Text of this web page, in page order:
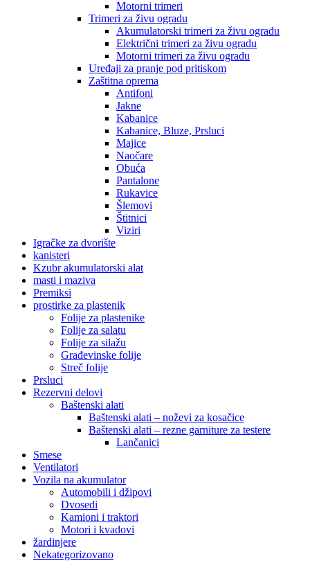
Motorni trimeri
Trimeri za živu ogradu
Akumulatorski trimeri za živu ogradu
Električni trimeri za živu ogradu
Motorni trimeri za živu ogradu
Uređaji za pranje pod pritiskom
Zaštitna oprema
Antifoni
Jakne
Kabanice
Kabanice, Bluze, Prsluci
Majice
Naočare
Obuća
Pantalone
Rukavice
Šlemovi
Štitnici
Viziri
Igračke za dvorište
kanisteri
Kzubr akumulatorski alat
masti i maziva
Premiksi
prostirke za plastenik
Folije za plastenike
Folije za salatu
Folije za silažu
Građevinske folije
Streč folije
Prsluci
Rezervni delovi
Baštenski alati
Baštenski alati – noževi za kosačice
Baštenski alati – rezne garniture za testere
Lančanici
Smese
Ventilatori
Vozila na akumulator
Automobili i džipovi
Dvosedi
Kamioni i traktori
Motori i kvadovi
žardinjere
Nekategorizovano